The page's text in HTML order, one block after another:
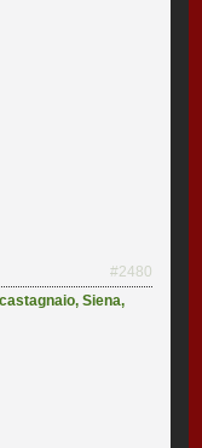
#2480
,Siena,